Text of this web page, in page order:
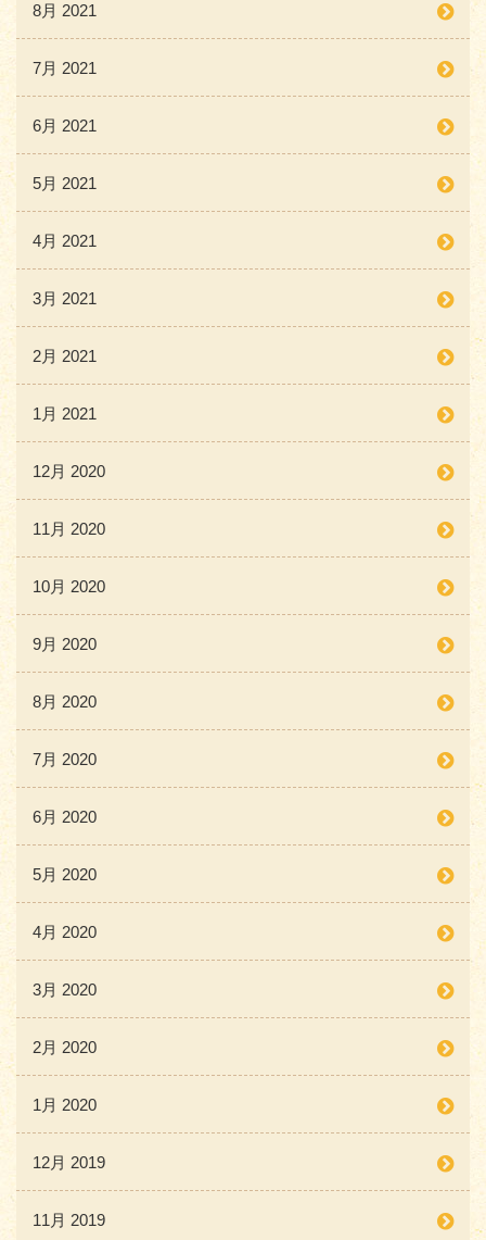
8月 2021
7月 2021
6月 2021
5月 2021
4月 2021
3月 2021
2月 2021
1月 2021
12月 2020
11月 2020
10月 2020
9月 2020
8月 2020
7月 2020
6月 2020
5月 2020
4月 2020
3月 2020
2月 2020
1月 2020
12月 2019
11月 2019